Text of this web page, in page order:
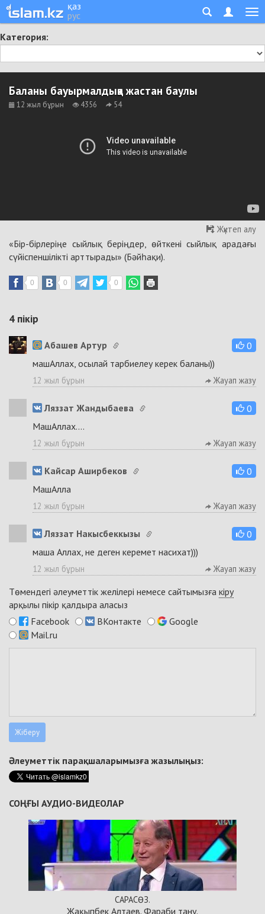
қаз
рус
Категория:
Баланы бауырмалдыққа жастан баулы
12 жыл бұрын 4356 54
Жүктеп алу
«Бір-бірлеріңе сыйлық беріңдер, өйткені сыйлық арадағы
сүйіспеншілікті арттырады» (Бәйһақи).
0 0 0
4 пікір
Абашев Артур
0
машАллах, осылай тарбиелеу керек баланы))
12 жыл бұрын Жауап жазу
Ляззат Жандыбаева
0
МашАллах....
12 жыл бұрын Жауап жазу
Кайсар Аширбеков
0
МашАлла
12 жыл бұрын Жауап жазу
Ляззат Накысбеккызы
0
маша Аллах, не деген керемет насихат)))
12 жыл бұрын Жауап жазу
Төмендегі әлеуметтік желілері немесе сайтымызға кіру
арқылы пікір қалдыра аласыз
Facebook
ВКонтакте
Google
Mail.ru
Әлеуметтік парақшаларымызға жазылыңыз:
СОҢҒЫ АУДИО-ВИДЕОЛАР
САРАСӨЗ.
Жақыпбек Алтаев. Фараби тану.